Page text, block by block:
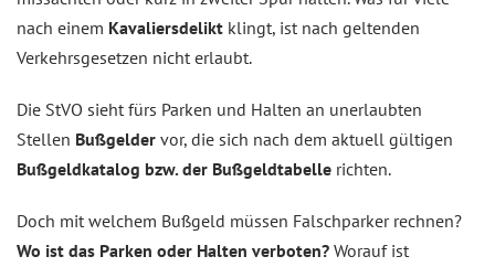
nach einem Kavaliersdelikt klingt, ist nach geltenden
Verkehrsgesetzen nicht erlaubt.
Die StVO sieht fürs Parken und Halten an unerlaubten
Stellen Bußgelder vor, die sich nach dem aktuell gültigen
Bußgeldkatalog bzw. der Bußgeldtabelle richten.
Doch mit welchem Bußgeld müssen Falschparker rechnen?
Wo ist das Parken oder Halten verboten? Worauf ist